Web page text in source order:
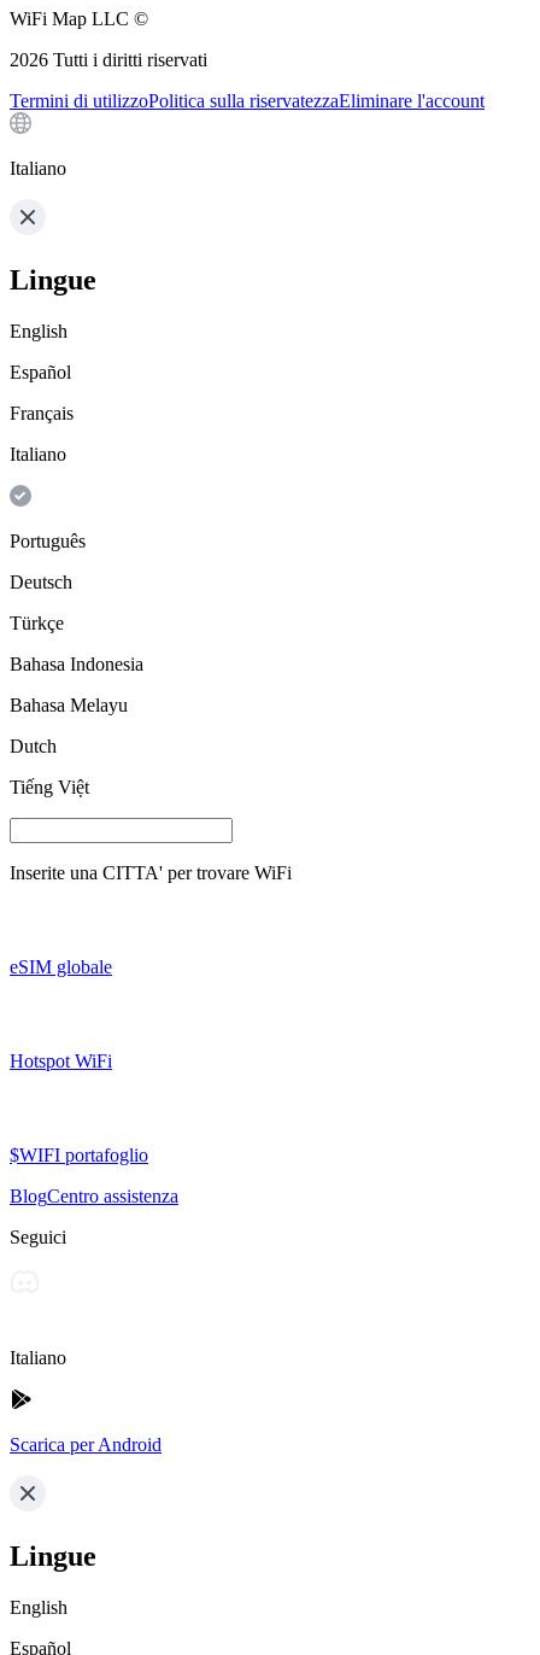
WiFi Map LLC ©
2026 Tutti i diritti riservati
Termini di utilizzoPolitica sulla riservatezzaEliminare l'account
Italiano
Lingue
English
Español
Français
Italiano
Português
Deutsch
Türkçe
Bahasa Indonesia
Bahasa Melayu
Dutch
Tiếng Việt
Inserite una CITTA' per trovare WiFi
eSIM globale
Hotspot WiFi
$WIFI portafoglio
BlogCentro assistenza
Seguici
Italiano
Scarica per Android
Lingue
English
Español